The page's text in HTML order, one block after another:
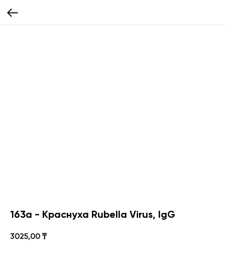
163а - Краснуха Rubella Virus, IgG
3025,00 ₸